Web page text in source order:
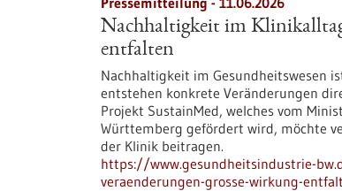
Nachhaltigkeit im
entfalten
Nachhaltigkeit im Gesundheitswesen
entstehen konkrete Veränderungen
Projekt SustainMed, welches vom
Württemberg gefördert wird, möchte
der Klinik beitragen.
https://www.gesundheitsindustrie-
veraenderungen-grosse-wirkung-